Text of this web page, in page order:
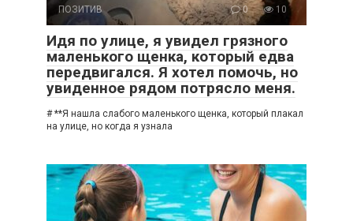
ПОЗИТИВ 0 10
Идя по улице, я увидел грязного
маленького щенка, который едва
передвигался. Я хотел помочь, но
увиденное рядом потрясло меня.
# **Я нашла слабого маленького щенка, который плакал
на улице, но когда я узнала